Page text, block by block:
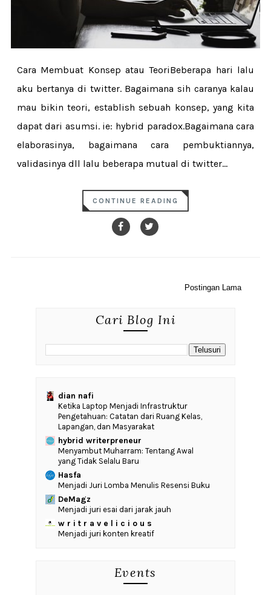
Cara Membuat Konsep atau TeoriBeberapa hari lalu
aku bertanya di twitter. Bagaimana sih caranya kalau
mau bikin teori, establish sebuah konsep, yang kita
dapat dari asumsi. ie: hybrid paradox.Bagaimana cara
elaborasinya, bagaimana cara pembuktiannya,
validasinya dll lalu beberapa mutual di twitter...
CONTINUE READING
Postingan Lama
Cari Blog Ini
dian nafi
Ketika Laptop Menjadi Infrastruktur
Pengetahuan: Catatan dari Ruang Kelas,
Lapangan, dan Masyarakat
hybrid writerpreneur
Menyambut Muharram: Tentang Awal
yang Tidak Selalu Baru
Hasfa
Menjadi Juri Lomba Menulis Resensi Buku
DeMagz
Menjadi juri esai dari jarak jauh
w r i t r a v e l i c i o u s
Menjadi juri konten kreatif
Events